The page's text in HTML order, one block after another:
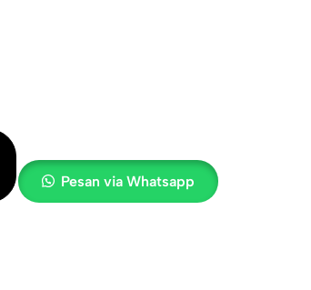
Pesan via Whatsapp